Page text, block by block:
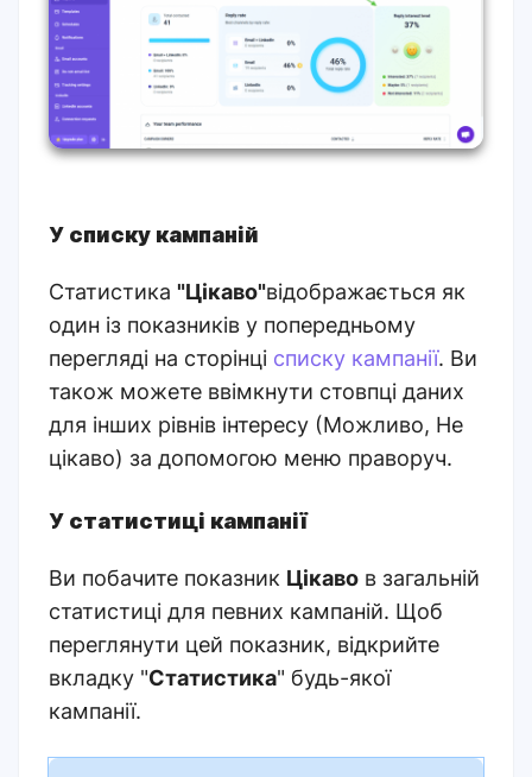
У списку кампаній
Статистика "Цікаво"відображається як
один із показників у попередньому
перегляді на сторінці списку кампанії. Ви
також можете ввімкнути стовпці даних
для інших рівнів інтересу (Можливо, Не
цікаво) за допомогою меню праворуч.
У статистиці кампанії
Ви побачите показник Цікаво в загальній
статистиці для певних кампаній. Щоб
переглянути цей показник, відкрийте
вкладку "Статистика" будь-якої
кампанії.